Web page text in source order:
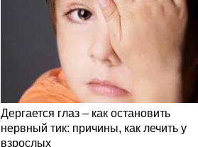
Дергается глаз – как остановить
нервный тик: причины, как лечить у
взрослых